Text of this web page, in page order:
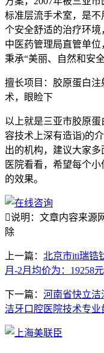
标准层流手术室，是
个安全舒适的治疗环
中医药管理局直管单位
秉承“美丽、自然和安全
擅长项目：胶原蛋白
术，眼睑下
以上就是三亚市胶原
容技术上深有造诣)的
出的机构，建议大家
医院看看，希望每个
的效果。
说明：文章内容来源
除
上一篇： 北京市iti瑞锆
月-2月均价为：19258
下一篇： 河南省快立洁
洁牙口腔医院技术专业